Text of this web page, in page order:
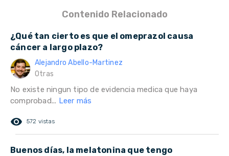
Contenido Relacionado
¿Qué tan cierto es que el omeprazol causa
cáncer a largo plazo?
Alejandro Abello-Martinez
Otras
No existe ningun tipo de evidencia medica que haya
comprobad... Leer más
remove_red_eye 572 vistas
Buenos días, la melatonina que tengo